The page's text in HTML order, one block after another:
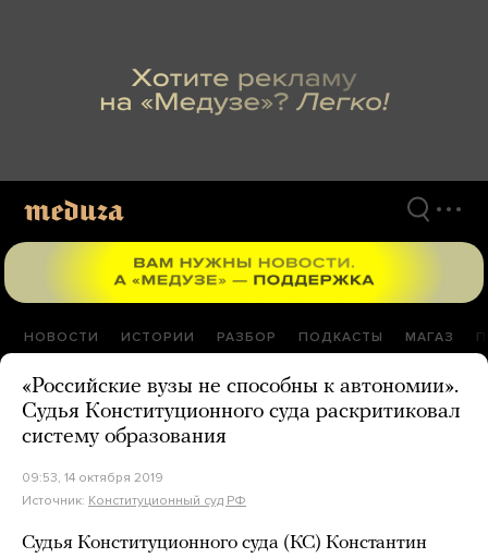
НОВОСТИ ИСТОРИИ РАЗБОР ПОДКАСТЫ МАГАЗ
«Российские вузы не способны к автономии».
Судья Конституционного суда раскритиковал
систему образования
09:53, 14 октября 2019
Источник: Конституционный суд РФ
Судья Конституционного суда (КС) Константин